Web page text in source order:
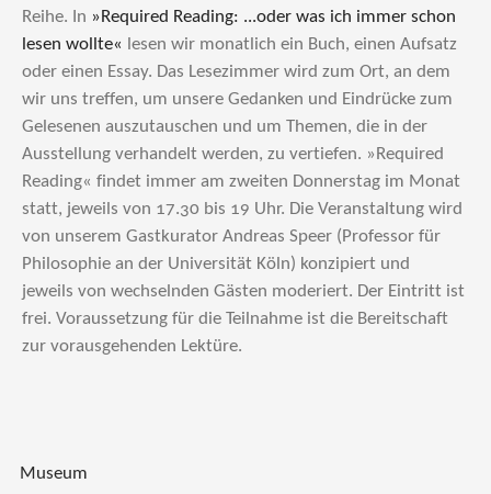
Reihe. In »Required Reading: ...oder was ich immer schon
lesen wollte« lesen wir monatlich ein Buch, einen Aufsatz
oder einen Essay. Das Lesezimmer wird zum Ort, an dem
wir uns treffen, um unsere Gedanken und Eindrücke zum
Gelesenen auszutauschen und um Themen, die in der
Ausstellung verhandelt werden, zu vertiefen. »Required
Reading« findet immer am zweiten Donnerstag im Monat
statt, jeweils von 17.30 bis 19 Uhr. Die Veranstaltung wird
von unserem Gastkurator Andreas Speer (Professor für
Philosophie an der Universität Köln) konzipiert und
jeweils von wechselnden Gästen moderiert. Der Eintritt ist
frei. Voraussetzung für die Teilnahme ist die Bereitschaft
zur vorausgehenden Lektüre.
Museum